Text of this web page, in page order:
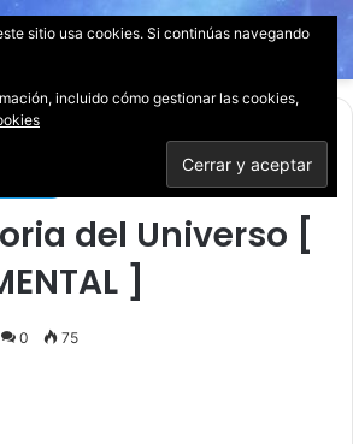
del Universo [
]
0 75
sitio usa cookies. Si continúas navegando
incluido cómo gestionar las cookies,